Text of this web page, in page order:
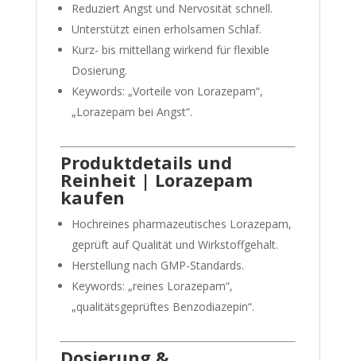
Reduziert Angst und Nervosität schnell.
Unterstützt einen erholsamen Schlaf.
Kurz- bis mittellang wirkend für flexible
Dosierung.
Keywords: „Vorteile von Lorazepam“,
„Lorazepam bei Angst“.
Produktdetails und
Reinheit | Lorazepam
kaufen
Hochreines pharmazeutisches Lorazepam,
geprüft auf Qualität und Wirkstoffgehalt.
Herstellung nach GMP-Standards.
Keywords: „reines Lorazepam“,
„qualitätsgeprüftes Benzodiazepin“.